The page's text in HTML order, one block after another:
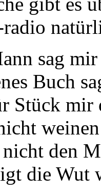
sag
Buch
Stück mir
den
die Wut